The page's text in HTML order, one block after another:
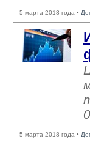
5 марта 2018 года •
5 марта 2018 года •